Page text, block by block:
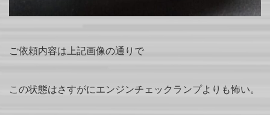
ご依頼内容は上記画像の通りで
この状態はさすがにエンジンチェックランプよりも怖い。